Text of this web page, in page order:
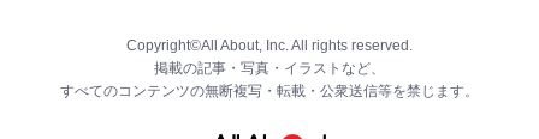
Copyright©All About, Inc. All rights reserved.
掲載の記事・写真・イラストなど、
すべてのコンテンツの無断複写・転載・公衆送信等を禁じます。